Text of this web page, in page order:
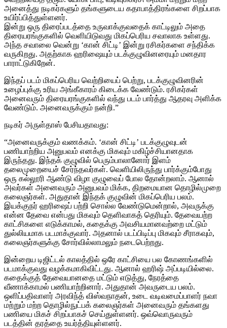
அனைத்து நடிகர்களும் தங்களுடைய கதாபாத்திரங்களை சிறப்பாக
உயிர்ப்பித்துள்ளனர்.
இன்று ஒரு திரைப்படத்தை உருவாக்குவதைக் காட்டிலும் அதை
திரையரங்குகளில் வெளியிடுவது மிகப்பெரிய சவாலாக உள்ளது.
அந்த சவாலை வென்று ‘கான் சிட்டி’ இன்று ரசிகர்களை சந்திக்க
வருகிறது. அதற்காக ஹரிஷையும் படக்குழுவினரையும் மனதார
பாராட்டுகிறேன்.
இந்தப் படம் மிகப்பெரிய வெற்றியைப் பெற்று, படக்குழுவினரின்
உழைப்புக்கு உரிய அங்கீகாரம் கிடைக்க வேண்டும். ரசிகர்கள்
அனைவரும் திரையரங்குகளில் வந்து படம் பார்த்து ஆதரவு அளிக்க
வேண்டும். அனைவருக்கும் நன்றி.”
நடிகர் அருள்தாஸ் பேசியதாவது:
“அனைவருக்கும் வணக்கம். ‘கான் சிட்டி’ படக்குழுவுடன்
பணியாற்றிய அனுபவம் எனக்கு மிகவும் மகிழ்ச்சியானதாக
இருந்தது. இந்தக் குழுவில் பெரும்பாலானோர் இளம்
தலைமுறையைச் சேர்ந்தவர்கள். வெளியிலிருந்து பார்க்கும்போது
ஒரு கல்லூரி ஆண்டு விழா குழுவைப் போல தோன்றலாம். ஆனால்
அவர்கள் அனைவரும் அனுபவம் மிக்க, திறமையான தொழில்முறை
கலைஞர்கள். அதுதான் இந்தக் குழுவின் மிகப்பெரிய பலம்.
இயக்குநர் ஹரிஷைப் பற்றி சொல்ல வேண்டுமென்றால், அவருக்கு
என்ன தேவை என்பது மிகவும் தெளிவாகத் தெரியும். தேவையற்ற
காட்சிகளை எடுக்காமல், கதைக்கு அவசியமானவற்றை மட்டும்
துல்லியமாக படமாக்குவார். அதனால் படப்பிடிப்பு மிகவும் சீராகவும்,
கலைஞர்களுக்கு சோர்வில்லாமலும் நடைபெற்றது.
இன்றைய டிஜிட்டல் காலத்தில் ஒரே காட்சியை பல கோணங்களில்
படமாக்குவது வழக்கமாகிவிட்டது. ஆனால் ஹரிஷ் அப்படியில்லை.
கதைக்குத் தேவையானதை மட்டும் எடுத்து, நேரத்தை
வீணாக்காமல் பணியாற்றினார். அதுதான் அவருடைய பலம்.
ஒளிப்பதிவாளர் அரவிந்த் விஸ்வநாதன், உடை வடிவமைப்பாளர் நவா
மற்றும் மற்ற தொழில்நுட்பக் கலைஞர்கள் அனைவரும் தங்களது
பணியை மிகச் சிறப்பாகச் செய்துள்ளனர். ஒவ்வொருவரும்
படத்தின் தரத்தை உயர்த்தியுள்ளனர்.